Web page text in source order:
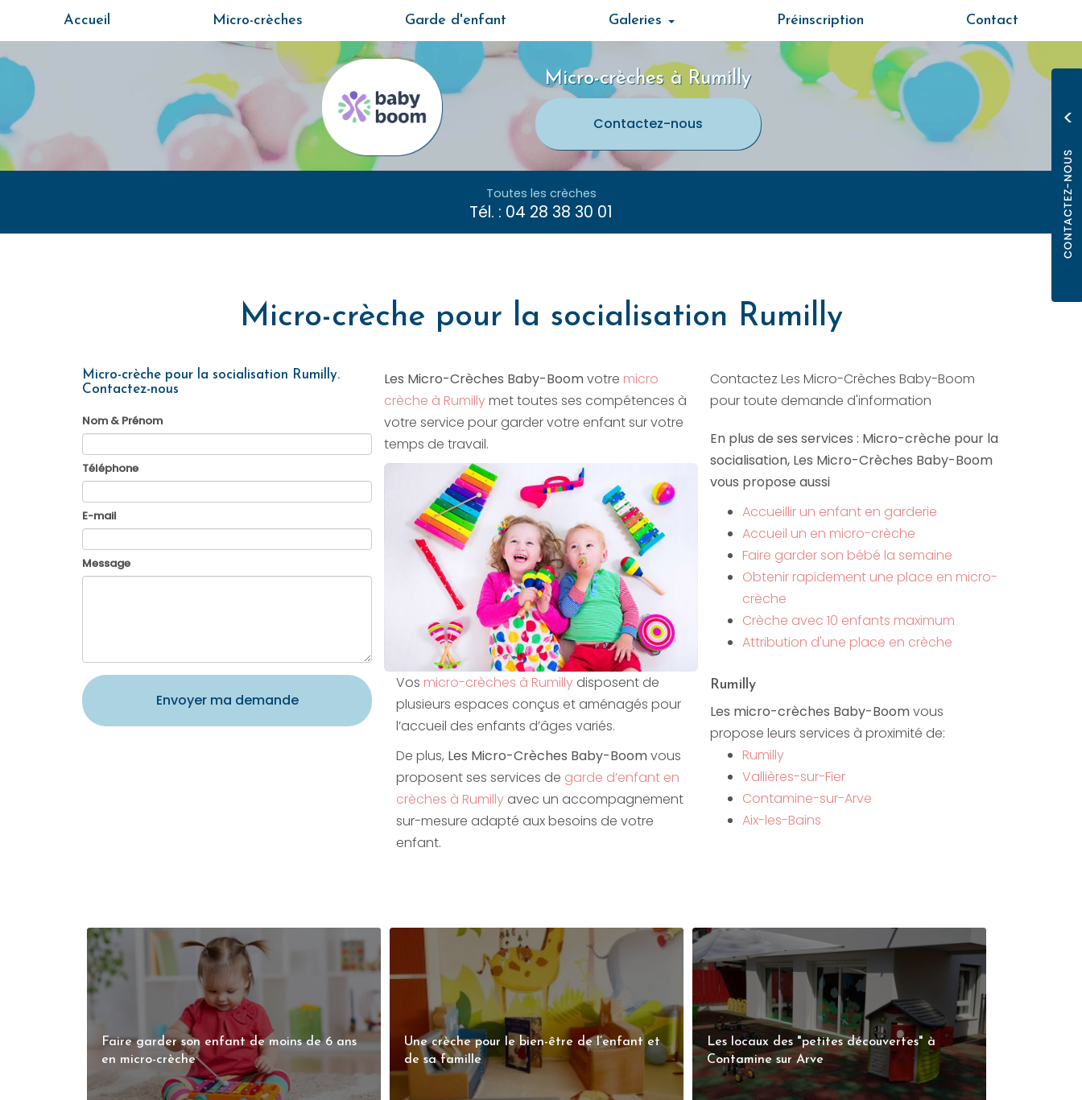
contenu
principal
Accueil Micro-crèches Garde d'enfant Galeries Préinscription Contact
Micro-crèches à Rumilly
Contactez-nous
Toutes les crèches
Tél. : 04 28 38 30 01
Micro-crèche pour la socialisation Rumilly
Micro-crèche pour la socialisation Rumilly.
Contactez-nous
Nom & Prénom
Téléphone
E-mail
Message
Envoyer ma demande
Les Micro-Crèches Baby-Boomvotre micro
crèche à Rumillymet toutes ses compétences à
votre service pour garder votre enfant sur votre
temps de travail.
Vos micro-crèches à Rumilly disposent de
plusieurs espaces conçus et aménagés pour
l’accueil des enfants d’âges variés.
De plus, Les Micro-Crèches Baby-Boomvous
proposent ses services de garde d’enfant en
crèches à Rumilly avec un accompagnement
sur-mesure adapté aux besoins de votre
enfant.
Contactez Les Micro-Crèches Baby-Boom
pour toute demande d'information
En plus de ses services : Micro-crèche pour la
socialisation, Les Micro-Crèches Baby-Boom
vous propose aussi
Accueillir un enfant en garderie
Accueil un en micro-crèche
Faire garder son bébé la semaine
Obtenir rapidement une place en micro-
crèche
Crèche avec 10 enfants maximum
Attribution d'une place en crèche
Rumilly
Les micro-crèches Baby-Boomvous
propose leurs services à proximité de:
Rumilly
Vallières-sur-Fier
Contamine-sur-Arve
Aix-les-Bains
Faire garder son enfant de moins de 6 ans
en micro-crèche
Une crèche pour le bien-être de l’enfant et
de sa famille
Les locaux des "petites découvertes" à
Contamine sur Arve